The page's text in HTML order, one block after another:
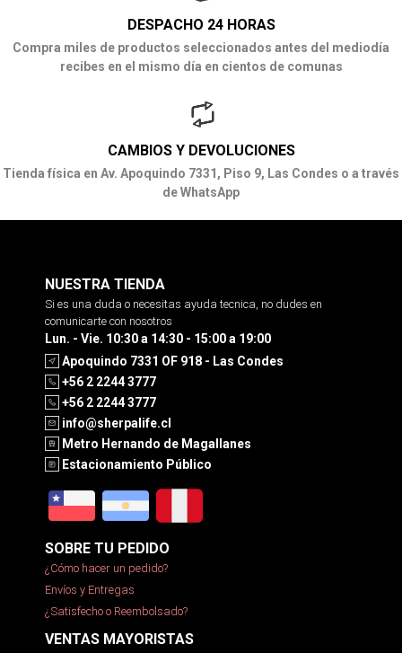
DESPACHO 24 HORAS
Compra miles de productos seleccionados antes del mediodía
recibes en el mismo día en cientos de comunas
CAMBIOS Y DEVOLUCIONES
Tienda física en Av. Apoquindo 7331, Piso 9, Las Condes o a través
de WhatsApp
NUESTRA TIENDA
Si es una duda o necesitas ayuda tecnica, no dudes en
comunicarte con nosotros
Lun. - Vie. 10:30 a 14:30 - 15:00 a 19:00
Apoquindo 7331 OF 918 - Las Condes
+56 2 2244 3777
+56 2 2244 3777
info@sherpalife.cl
Metro Hernando de Magallanes
Estacionamiento Público
SOBRE TU PEDIDO
¿Cómo hacer un pedido?
Envíos y Entregas
¿Satisfecho o Reembolsado?
VENTAS MAYORISTAS